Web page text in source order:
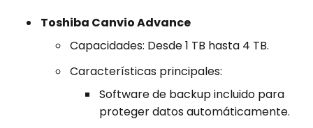
Toshiba Canvio Advance
Capacidades: Desde 1 TB hasta 4 TB.
Características principales:
Software de backup incluido para
proteger datos automáticamente.